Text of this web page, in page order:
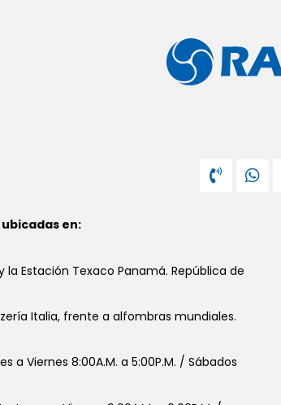
en:
la Estación Texaco Panamá. República de
Italia, frente a alfombras mundiales.
a Viernes 8:00A.M. a 5:00P.M. / Sábados